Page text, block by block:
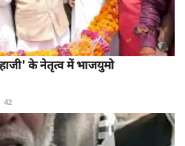
के नेतृत्व में भाजयुमो
42